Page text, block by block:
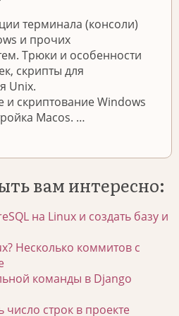
терминала (консоли)
и прочих
Трюки и особенности
скрипты для
Unix.
скриптование Windows
Macos. …
вам интересно:
на Linux и создать базу и
Несколько коммитов с
команды в Django
число строк в проекте